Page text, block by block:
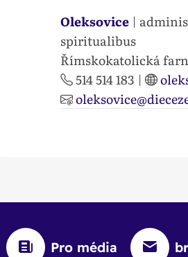
Oleksovice|
spiritualibus
Římskokatolická
514 514 183 |
Pro média